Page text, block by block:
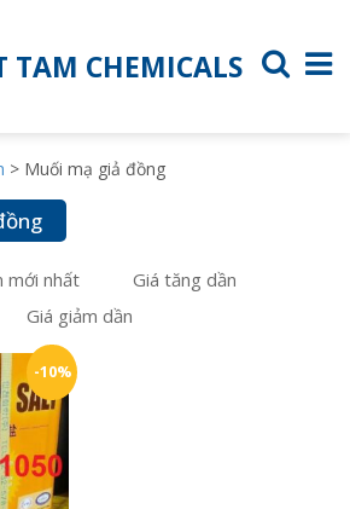
TAM CHEMICALS
> Muối mạ giả đồng
mới nhất
Giá tăng dần
Giá giảm dần
-10%